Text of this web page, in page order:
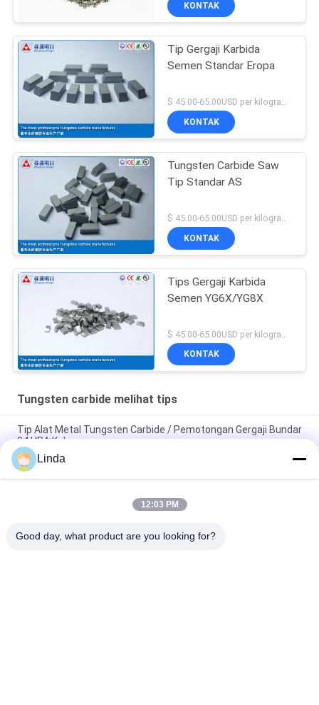
KONTAK
Tip Gergaji Karbida
Semen Standar Eropa
KONTAK
Tungsten Carbide Saw
Tip Standar AS
KONTAK
Tips Gergaji Karbida
Semen YG6X/YG8X
KONTAK
Tungsten carbide melihat tips
Tip Alat Metal Tungsten Carbide / Pemotongan Gergaji Bundar
94 HRA Kekerasan
SS10 20x12x3 Tungsten Carbide Saw Tips untuk Bagian
Power Tool dan Sandstone Cutting
SS10 Tungsten Carbide Saw Tips dengan desain khusus atau
Linda
12:03 PM
Good day, what product are you looking for?